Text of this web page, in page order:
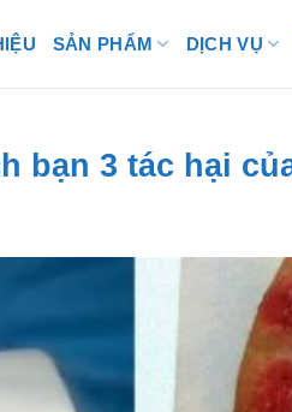
SẢN PHẨM DỊCH VỤ
bạn 3 tác hại